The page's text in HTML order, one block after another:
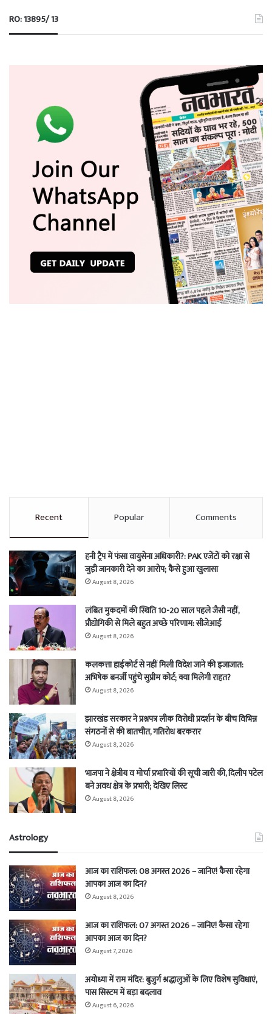
RO: 13895/ 13
Recent Popular Comments
हनी ट्रैप में फंसा वायुसेना अधिकारी?: PAK एजेंटों को रक्षा से
जुड़ी जानकारी देने का आरोप; कैसे हुआ खुलासा
August 8, 2026
लंबित मुकदमों की स्थिति 10-20 साल पहले जैसी नहीं,
प्रौद्योगिकी से मिले बहुत अच्छे परिणाम: सीजेआई
August 8, 2026
कलकत्ता हाईकोर्ट से नहीं मिली विदेश जाने की इजाजात:
अभिषेक बनर्जी पहुंचे सुप्रीम कोर्ट; क्या मिलेगी राहत?
August 8, 2026
झारखंड सरकार ने प्रश्नपत्र लीक विरोधी प्रदर्शन के बीच विभिन्न
संगठनों से की बातचीत, गतिरोध बरकरार
August 8, 2026
भाजपा ने क्षेत्रीय व मोर्चा प्रभारियों की सूची जारी की, दिलीप पटेल
बने अवध क्षेत्र के प्रभारी; देखिए लिस्ट
August 8, 2026
Astrology
आज का राशिफल: 08 अगस्त 2026 – जानिए! कैसा रहेगा
आपका आज का दिन?
August 8, 2026
आज का राशिफल: 07 अगस्त 2026 – जानिए! कैसा रहेगा
आपका आज का दिन?
August 7, 2026
अयोध्या में राम मंदिर: बुजुर्ग श्रद्धालुओं के लिए विशेष सुविधाएं,
पास सिस्टम में बड़ा बदलाव
August 6, 2026